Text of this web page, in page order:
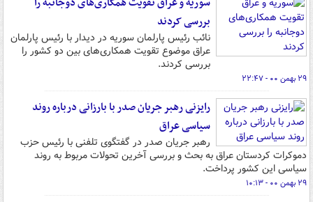
بررسی کردند
نائب رئیس پارلمان سوریه در دیدار با رئیس پارلمان
عراق موضوع تقویت همکاری‌های بین دو کشور را
بررسی کردند.
۲۹ بهمن ۰۰ - ۲۲:۴۷
رایزنی رهبر جریان صدر با بارزانی درباره روند
سیاسی عراق
رهبر جریان صدر در گفتگوی تلفنی با رئیس حزب
دموکرات کردستان عراق به بحث و بررسی آخرین تحولات مربوط به روند
سیاسی این کشور پرداخت.
۲۹ بهمن ۰۰ - ۱۰:۱۳